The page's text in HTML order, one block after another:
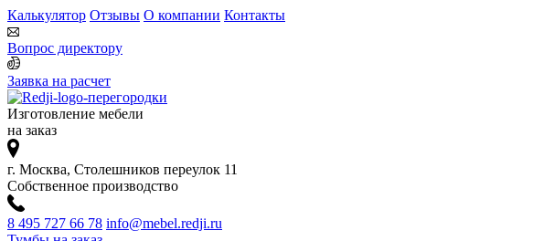
Калькулятор Отзывы О компании Контакты
Вопрос директору
Заявка на расчет
Изготовление мебели
на заказ
г. Москва, Столешников переулок 11
Собственное производство
8 495 727 66 78 info@mebel.redji.ru